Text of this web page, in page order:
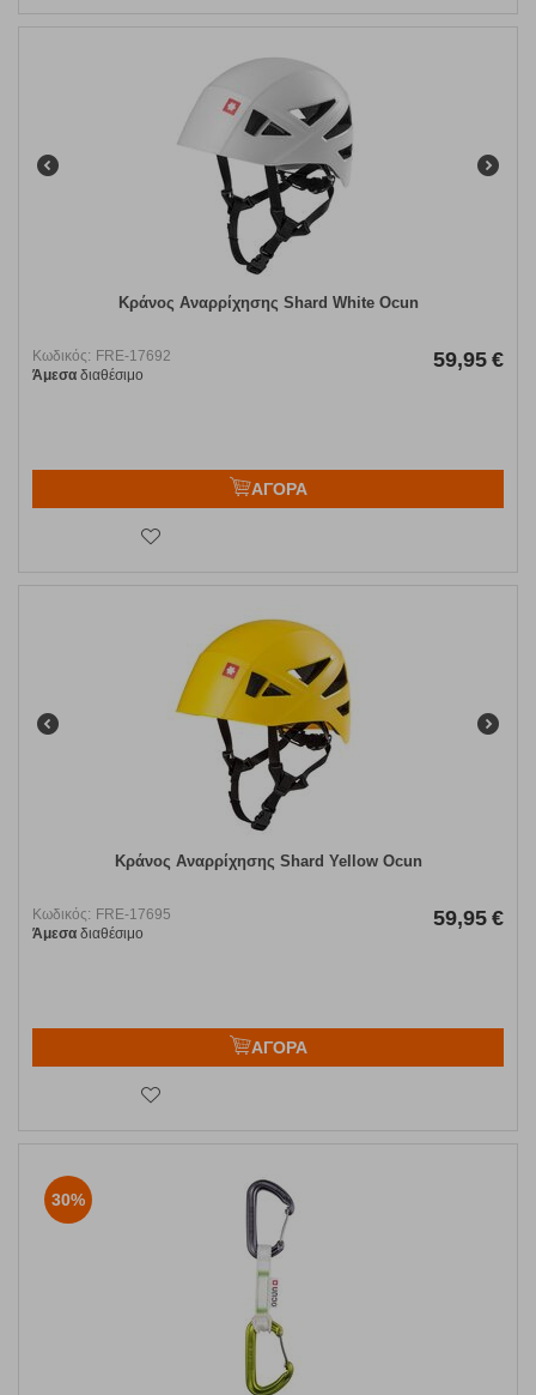
Κράνος Αναρρίχησης Shard White Ocun
Κωδικός: FRE-17692
Άμεσα διαθέσιμο
59,95 €
ΑΓΟΡΑ
Κράνος Αναρρίχησης Shard Yellow Ocun
Κωδικός: FRE-17695
Άμεσα διαθέσιμο
59,95 €
ΑΓΟΡΑ
30%